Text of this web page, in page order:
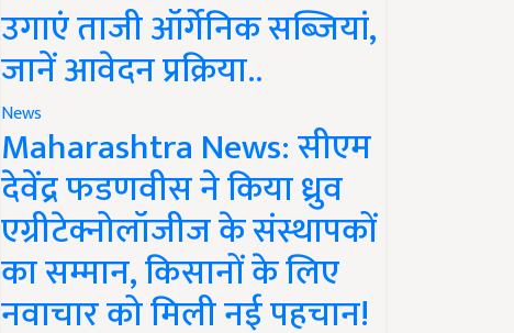
उगाएं ताजी ऑर्गेनिक सब्जियां,
जानें आवेदन प्रक्रिया..
News
Maharashtra News: सीएम
देवेंद्र फडणवीस ने किया ध्रुव
एग्रीटेक्नोलॉजीज के संस्थापकों
का सम्मान, किसानों के लिए
नवाचार को मिली नई पहचान!